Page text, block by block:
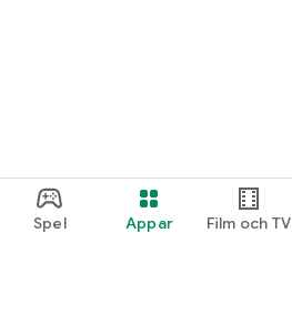
Spel Appar Film och TV